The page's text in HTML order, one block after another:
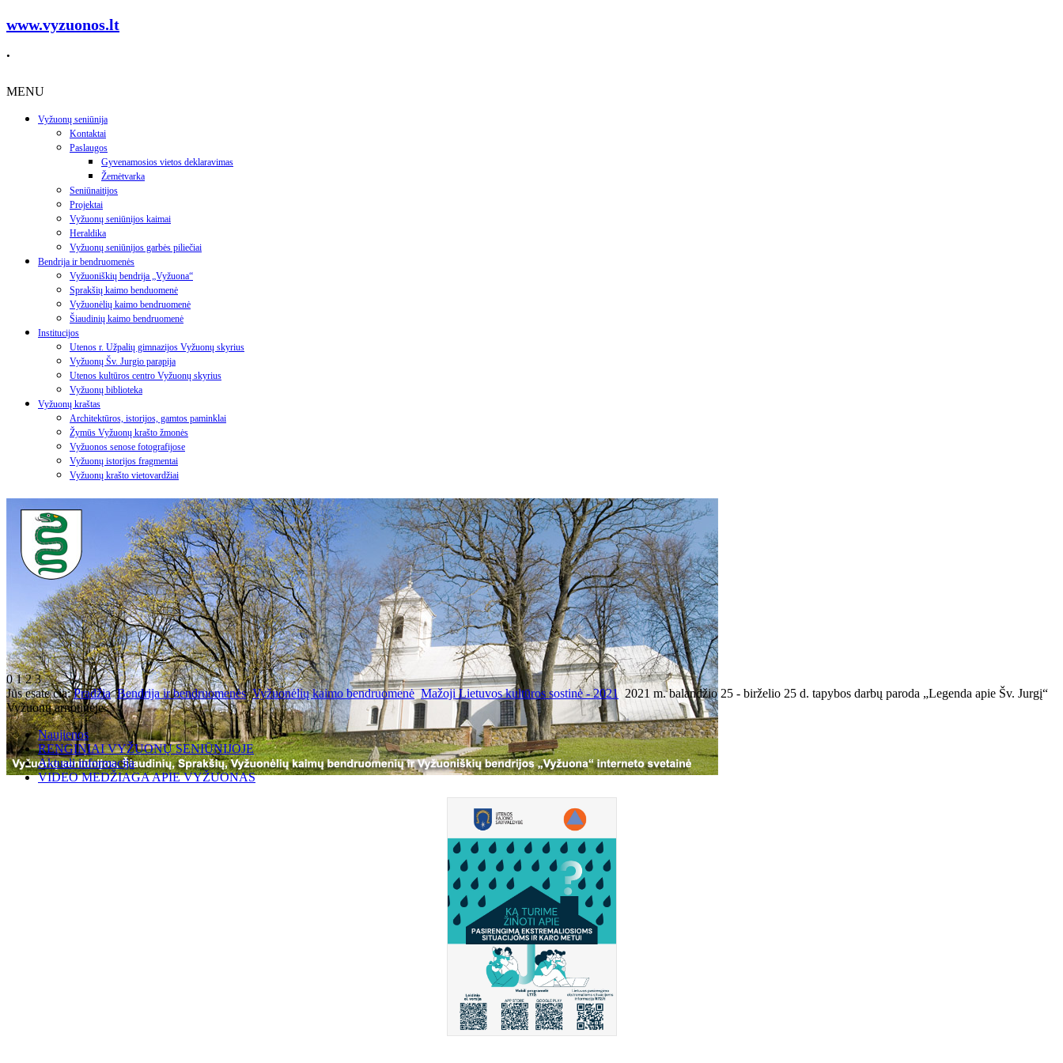
www.vyzuonos.lt
.
MENU
Vyžuonų seniūnija
Kontaktai
Paslaugos
Gyvenamosios vietos deklaravimas
Žemėtvarka
Seniūnaitijos
Projektai
Vyžuonų seniūnijos kaimai
Heraldika
Vyžuonų seniūnijos garbės piliečiai
Bendrija ir bendruomenės
Vyžuoniškių bendrija „Vyžuona“
Sprakšių kaimo benduomenė
Vyžuonėlių kaimo bendruomenė
Šiaudinių kaimo bendruomenė
Institucijos
Utenos r. Užpalių gimnazijos Vyžuonų skyrius
Vyžuonų Šv. Jurgio parapija
Utenos kultūros centro Vyžuonų skyrius
Vyžuonų biblioteka
Vyžuonų kraštas
Architektūros, istorijos, gamtos paminklai
Žymūs Vyžuonų krašto žmonės
Vyžuonos senose fotografijose
Vyžuonų istorijos fragmentai
Vyžuonų krašto vietovardžiai
0123
Jūs esate čia:Pradžia Bendrija ir bendruomenės Vyžuonėlių kaimo bendruomenė Mažoji Lietuvos kultūros sostinė - 2021 2021 m. balandžio 25 - birželio 25 d. tapybos darbų paroda „Legenda apie Šv. Jurgį“
Vyžuonų arnotinėje
Naujienos
RENGINIAI VYŽUONŲ SENIŪNIJOJE
Aktuali informacija
VIDEO MEDŽIAGA APIE VYŽUONAS